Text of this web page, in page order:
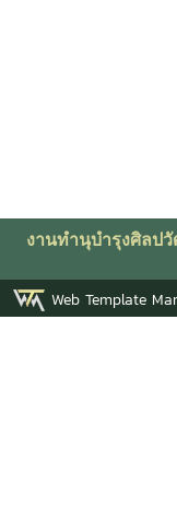
งานทำนุบำรุงศิลป
Web Template